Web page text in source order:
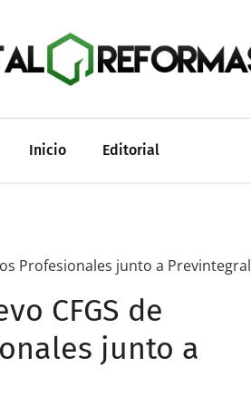
Inicio Editorial
Profesionales junto a Previntegral
CFGS de
junto a